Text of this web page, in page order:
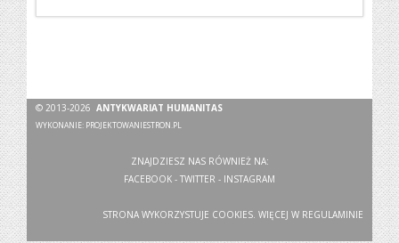
© 2013-2026ANTYKWARIAT HUMANITAS
WYKONANIE: PROJEKTOWANIESTRON.PL
ZNAJDZIESZ NAS RÓWNIEŻ NA:
FACEBOOK - TWITTER - INSTAGRAM
STRONA WYKORZYSTUJE COOKIES. WIĘCEJ W REGULAMINIE